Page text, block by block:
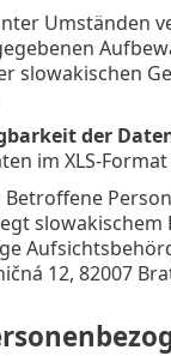
Umständen
slowakischen
der
im XLS-
Betroffene
12, 82007